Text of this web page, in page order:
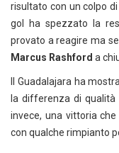
risultato con un colpo
gol ha spezzato la
provato a reagire ma
Marcus Rashford a
Il Guadalajara ha
la differenza di qualità
invece, una vittoria
con qualche rimpianto